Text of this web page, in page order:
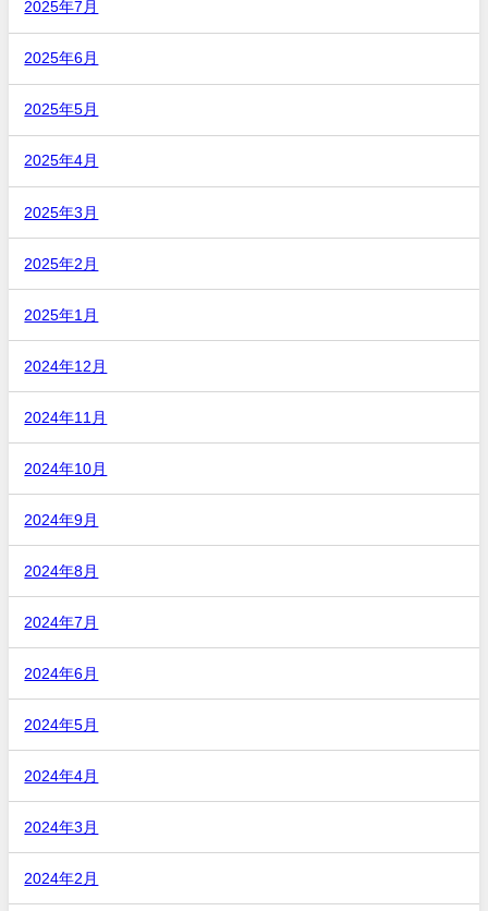
2025年7月
2025年6月
2025年5月
2025年4月
2025年3月
2025年2月
2025年1月
2024年12月
2024年11月
2024年10月
2024年9月
2024年8月
2024年7月
2024年6月
2024年5月
2024年4月
2024年3月
2024年2月